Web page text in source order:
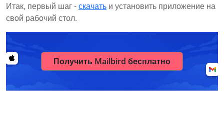
Итак, первый шаг -скачать и установить приложение на
свой рабочий стол.
Получить Mailbird бесплатно